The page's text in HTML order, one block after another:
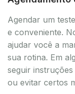
Agendar um
e conveniente.
ajudar você a
sua rotina. Em
seguir
ou evitar certos